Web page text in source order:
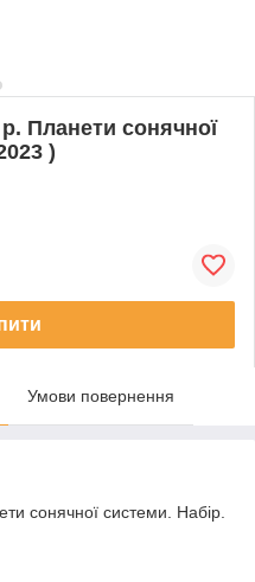
Планети сонячної
)
Умови повернення
сонячної системи. Набір.